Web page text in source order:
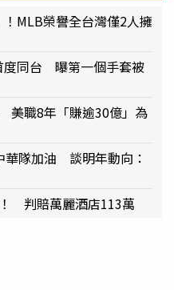
MLB榮譽全台灣僅2人擁
度同台 曝第一個手套被
美職8年「賺逾30億」為
華隊加油 談明年動向：
判賠萬麗酒店113萬